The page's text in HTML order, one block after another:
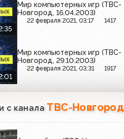
Мир компьютерных игр (ТВС-
Новгород, 16.04.2003)
22 февраля 2021, 03:17 1417
Мир компьютерных игр (ТВС-
Новгород, 29.10.2003)
22 февраля 2021, 03:31 1917
с канала ТВС-Новгород